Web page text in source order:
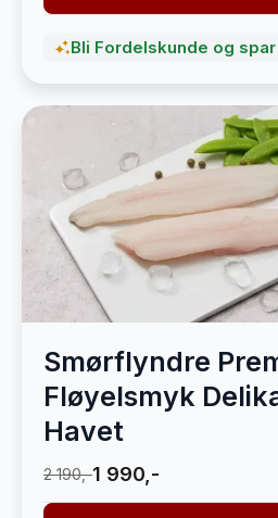
Bli Fordelskunde og
Smørflyndre
Fløyelsmyk
Havet
2 190,-1 990,-